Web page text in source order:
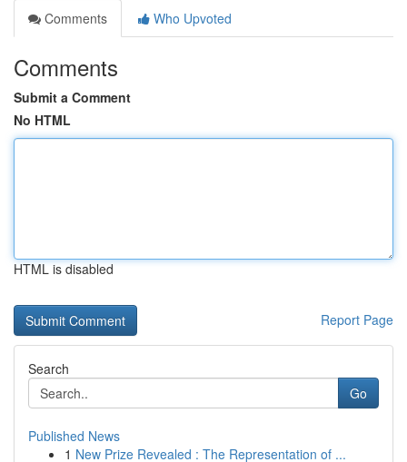
Comments
Who Upvoted
Comments
Submit a Comment
No HTML
HTML is disabled
Report Page
Search
Go
Published News
1 New Prize Revealed : The Representation of ...